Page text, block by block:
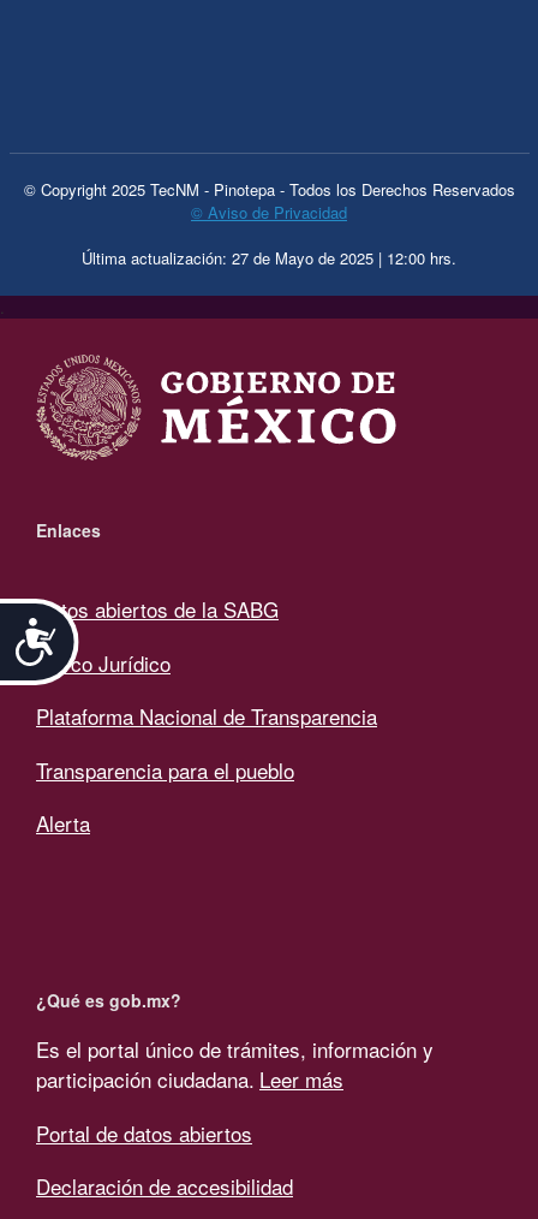
Accesibilidad
© Copyright 2025 TecNM - Pinotepa - Todos los Derechos Reservados
© Aviso de Privacidad
Última actualización: 27 de Mayo de 2025 | 12:00 hrs.
.
Enlaces
Datos abiertos de la SABG
Marco Jurídico
Plataforma Nacional de Transparencia
Transparencia para el pueblo
Alerta
¿Qué es gob.mx?
Es el portal único de trámites, información y
participación ciudadana. Leer más
Portal de datos abiertos
Declaración de accesibilidad